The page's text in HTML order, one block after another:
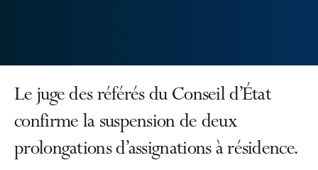
Le juge des référés du Conseil d’État
confirme la suspension de deux
prolongations d’assignations à résidence.